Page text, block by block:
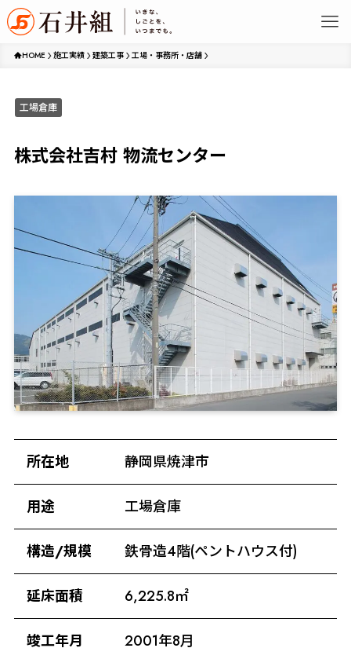
HOME 施工実績 建築工事 工場・事務所・店舗
工場倉庫
株式会社吉村 物流センター
所在地 静岡県焼津市
用途 工場倉庫
構造/規模 鉄骨造4階(ペントハウス付)
延床面積 6,225.8㎡
竣工年月 2001年8月